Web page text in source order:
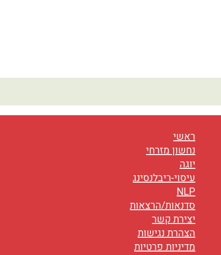
ראשי
נחשון מזרחי
יוגה
עיסוי-ריבלנסינג
NLP
סדנאות/הרצאות
יצירת קשר
הצהרת נגישות
מדיניות פרטיות